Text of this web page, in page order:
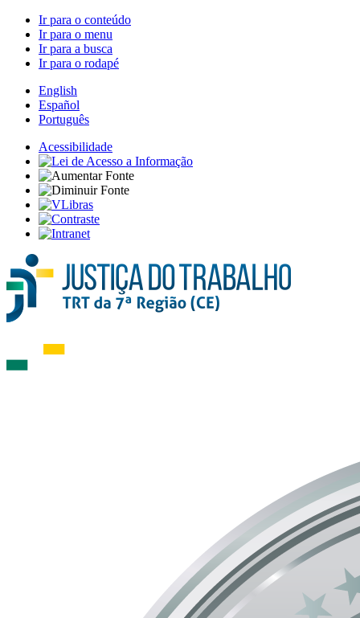
Ir para o conteúdo
Ir para o menu
Ir para a busca
Ir para o rodapé
English
Español
Português
Acessibilidade